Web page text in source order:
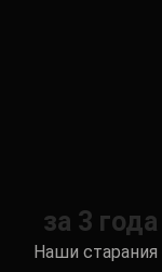
за 3
Наши